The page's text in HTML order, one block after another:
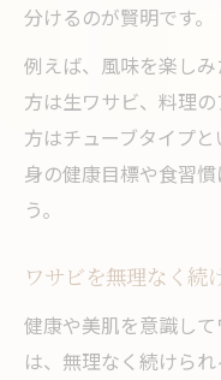
分けるのが賢明です。
例えば、風味を楽し
方は生ワサビ、料理
方はチューブタイプ
身の健康目標や食習
う。
ワサビを無理なく続
健康や美肌を意識し
は、無理なく続けら